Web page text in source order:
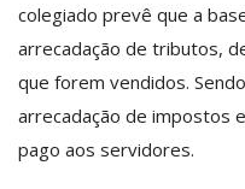
colegiado prevê que a
arrecadação de tributos,
que forem vendidos.
arrecadação de impostos
pago aos servidores.